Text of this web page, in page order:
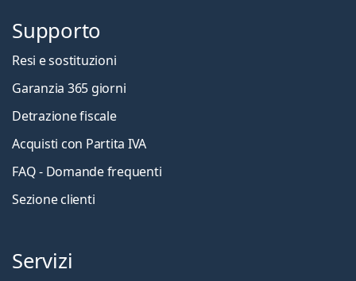
Supporto
Resi e sostituzioni
Garanzia 365 giorni
Detrazione fiscale
Acquisti con Partita IVA
FAQ - Domande frequenti
Sezione clienti
Servizi